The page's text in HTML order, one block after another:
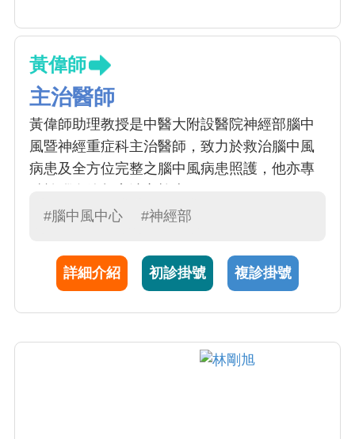
黃偉師
主治醫師
黃偉師助理教授是中醫大附設醫院神經部腦中
風暨神經重症科主治醫師，致力於救治腦中風
病患及全方位完整之腦中風病患照護，他亦專
#腦中風中心
#神經部
詳細介紹 初診掛號 複診掛號